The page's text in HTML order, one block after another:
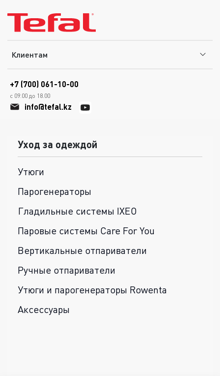
Клиентам
+7 (700) 061-10-00
с 09.00 до 18.00
info@tefal.kz
Уход за одеждой
Утюги
Парогенераторы
Гладильные системы IXEO
Паровые системы Care For You
Вертикальные отпариватели
Ручные отпариватели
Утюги и парогенераторы Rowenta
Аксессуары